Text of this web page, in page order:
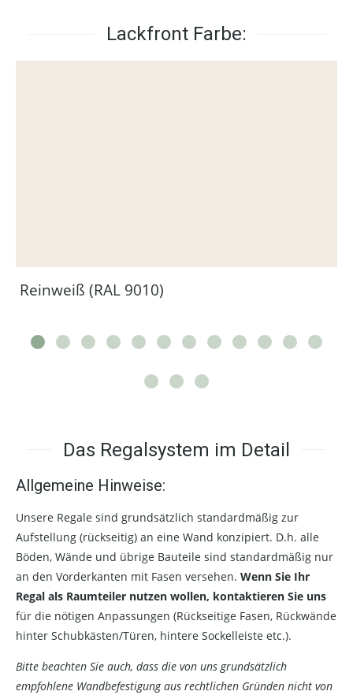
Lackfront Farbe:
Reinweiß (RAL 9010)
Das Regalsystem im Detail
Allgemeine Hinweise:
Unsere Regale sind grundsätzlich standardmäßig zur
Aufstellung (rückseitig) an eine Wand konzipiert. D.h. alle
Böden, Wände und übrige Bauteile sind standardmäßig nur
an den Vorderkanten mit Fasen versehen. Wenn Sie Ihr
Regal als Raumteiler nutzen wollen, kontaktieren Sie uns
für die nötigen Anpassungen (Rückseitige Fasen, Rückwände
hinter Schubkästen/Türen, hintere Sockelleiste etc.).
Bitte beachten Sie auch, dass die von uns grundsätzlich
empfohlene Wandbefestigung aus rechtlichen Gründen nicht von